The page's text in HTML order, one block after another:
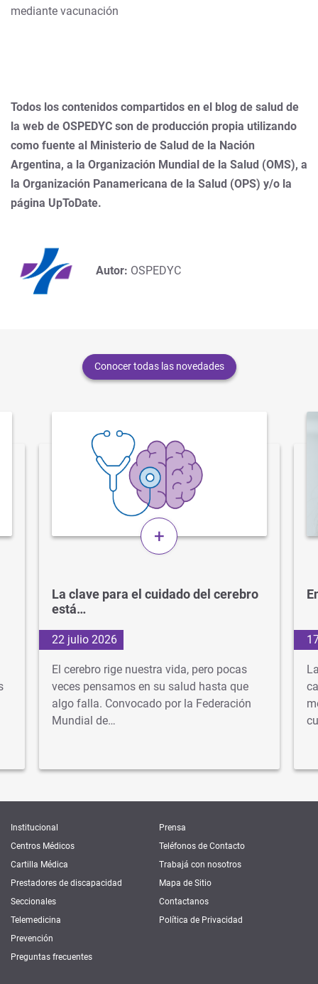
mediante vacunación
Todos los contenidos compartidos en el blog de salud de
la web de OSPEDYC son de producción propia utilizando
como fuente al Ministerio de Salud de la Nación
Argentina, a la Organización Mundial de la Salud (OMS), a
la Organización Panamericana de la Salud (OPS) y/o la
página UpToDate.
Autor: OSPEDYC
Conocer todas las novedades
+
La clave para el cuidado del cerebro
está…
22 julio 2026
El cerebro rige nuestra vida, pero pocas
veces pensamos en su salud hasta que
algo falla. Convocado por la Federación
Mundial de…
Institucional
Centros Médicos
Cartilla Médica
Prestadores de discapacidad
Seccionales
Telemedicina
Prevención
Preguntas frecuentes
Prensa
Teléfonos de Contacto
Trabajá con nosotros
Mapa de Sitio
Contactanos
Política de Privacidad